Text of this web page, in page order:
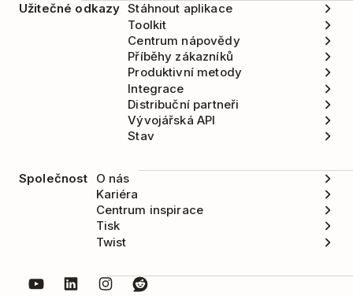
Užitečné odkazy Stáhnout aplikace
Toolkit
Centrum nápovědy
Příběhy zákazníků
Produktivní metody
Integrace
Distribuční partneři
Vývojářská API
Stav
Společnost
O nás
Kariéra
Centrum inspirace
Tisk
Twist